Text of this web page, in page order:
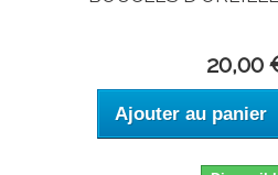
20,00
Ajouter au panier